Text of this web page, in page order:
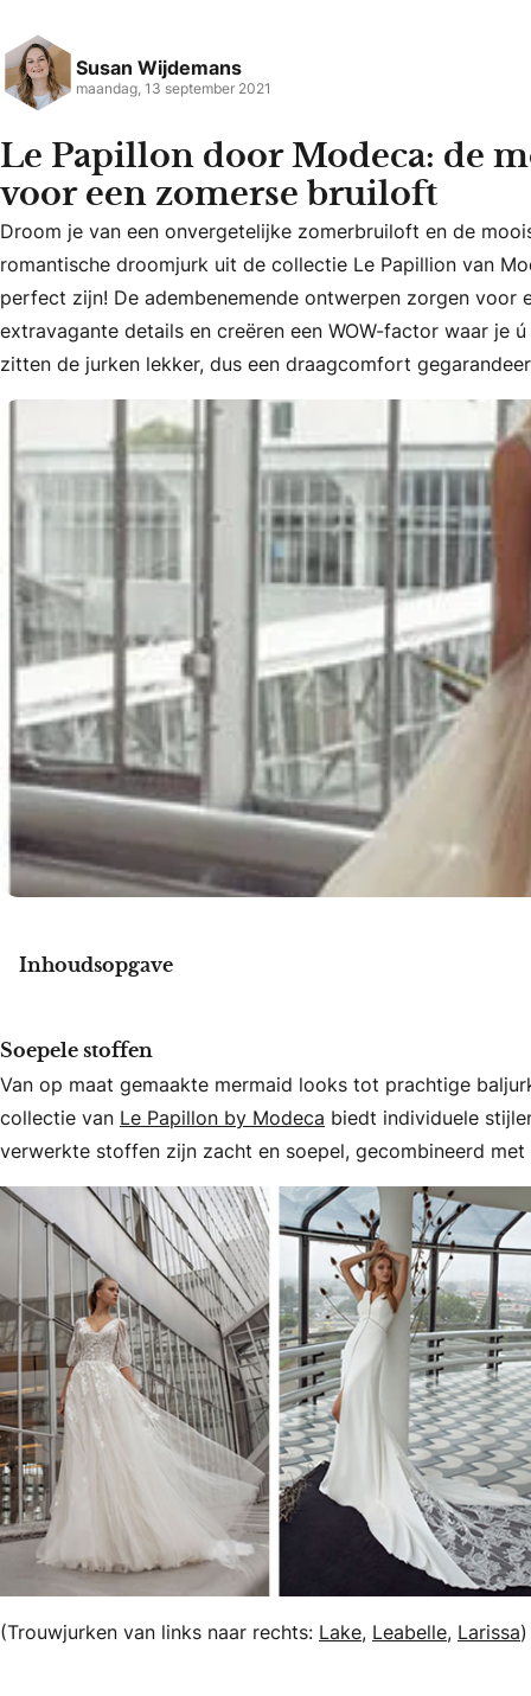
Susan Wijdemans
maandag, 13 september 2021
Le Papillon door Modeca: de
voor een zomerse bruiloft
Droom je van een onvergetelijke zomerbruiloft en de
Droom je van een onvergetelijke zomerbruiloft en de
romantische droomjurk uit de collectie Le Papillion van
perfect zijn! De adembenemende ontwerpen zorgen voor
extravagante details en creëren een WOW-factor waar je
zitten de jurken lekker, dus een draagcomfort
Inhoudsopgave
Soepele stoffen
Van op maat gemaakte mermaid looks tot prachtige
collectie van Le Papillon by Modeca biedt individuele
verwerkte stoffen zijn zacht en soepel, gecombineerd
(Trouwjurken van links naar rechts: Lake, Leabelle, Larissa)